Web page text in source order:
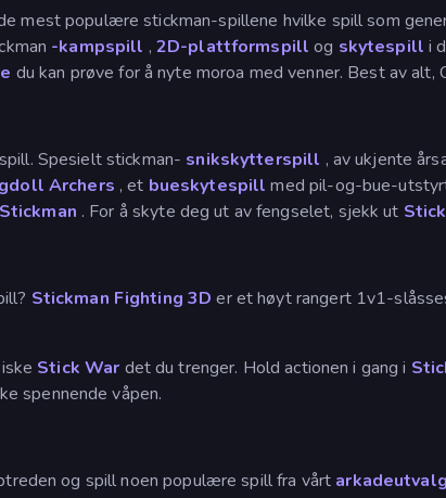
mest populære stickman-spillene hvilke spill som
-kampspill , 2D-plattformspill og skytespill i
du kan prøve for å nyte moroa med venner. Best av alt,
Spesielt stickman- snikskytterspill , av ukjente
Archers , et bueskytespill med pil-og-bue-
. For å skyte deg ut av fengselet, sjekk ut
Stickman Fighting 3D er et høyt rangert 1v1-
Stick War det du trenger. Hold actionen i gang i
spennende våpen.
og spill noen populære spill fra vårt arkadeutvalg